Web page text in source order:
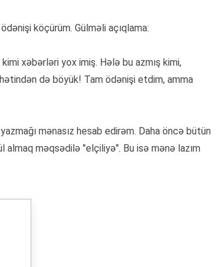
köçürüm. Gülməli açıqlama:
xəbərləri yox imiş. Hələ bu azmış kimi,
də böyük! Tam ödənişi etdim, amma
mənasız hesab edirəm. Daha öncə bütün
almaq məqsədilə "elçiliyə". Bu isə mənə lazım